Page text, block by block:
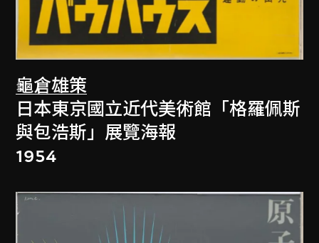
龜倉雄策
日本東京國立近代美術館「格羅佩斯
與包浩斯」展覽海報
1954